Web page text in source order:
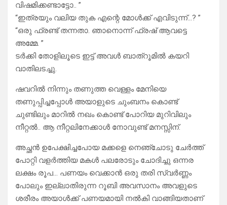
വിഷമിക്കണ്ടാട്ടോ.. ”
“ഇത്രയും വലിയ തുക എന്റെ മോൾക്ക് എവിടുന്ന്…? ”
“ഒരു ഫ്രണ്ട് തന്നതാ. ഞാനൊന്ന് ഫ്രഷ് ആവട്ടെ
അമ്മേ. ”
ടർക്കി തോളിലൂടെ ഇട്ട് അവൾ ബാത്‌റൂമിൽ കയറി
വാതിലടച്ചു.
ഷവറിൽ നിന്നും തണുത്ത വെള്ളം മേനിയെ
തണുപ്പിച്ചപ്പോൾ അയാളുടെ ചുംബനം കൊണ്ട്
ചുണ്ടിലും മാറിൽ നഖം കൊണ്ട് പോറിയ മുറിവിലും
നീറ്റൽ.. ആ നീറ്റലിനേക്കാൾ നോവുണ്ട് മനസ്സിന്.
അച്ഛൻ ഉപേക്ഷിച്ചപോയ മക്കളെ നെഞ്ചോടു ചേർത്ത്
പോറ്റി വളർത്തിയ മകൾ പലരോടും ചോദിച്ചു ഒന്നര
ലക്ഷം രൂപ… പണയം വെക്കാൻ ഒരു തരി സ്വർണ്ണം
പോലും ഇല്ലാതിരുന്ന റൂബി അവസാനം അവളുടെ
ശരീരം അയാൾക്ക് പണയമായി നൽകി വാങ്ങിയതാണ്